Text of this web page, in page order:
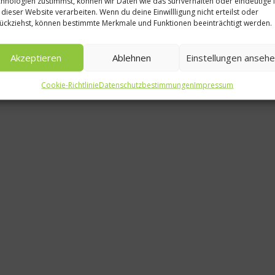
dieser Website verarbeiten. Wenn du deine Einwillligung nicht erteilst oder
können bestimmte Merkmale und Funktionen beeinträchtigt werden.
Akzeptieren Ablehnen Einstellungen
Cookie-RichtlinieDatenschutzbestimmungenImpressum
Koch